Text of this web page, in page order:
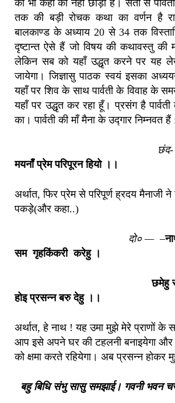
को भी कहीं का नहीं छोड़ा है। सती से
तक की बड़ी रोचक कथा का वर्णन है
बालकाण्ड के अध्याय 20 से 34 तक
दृष्टान्त ऐसे हैं जो विषय की कथावस्तु की
लेकिन सब को यहाँ उद्धृत करने पर यह
जायेगा। जिज्ञासु पाठक स्वयं इसका
यहाँ पर शिव के साथ पार्वती के विवाह के
यहाँ पर उद्धृत कर रहा हूँ। प्रसंग है
का। पार्वती की माँ मैना के उद्गार निम्नवत हैं
मयनाँ प्रेम परिपूरन हियो ।।
अर्थात, फिर प्रेम से परिपूर्ण ह्रदय
पकड़े(और कहा..)
दो० — –
सम गृहकिंकरी करेहु ।
छमेहु सकल
होइ प्रसन्न बरु देहु ।।
अर्थात, हे नाथ ! यह उमा मुझे मेरे प्राणों के
आप इसे अपने घर की टहलनी बनाइयेगा
को क्षमा करते रहियेगा। अब प्रसन्न होकर
बहु बिधि संभु सासु समझाई। गवनी भवन